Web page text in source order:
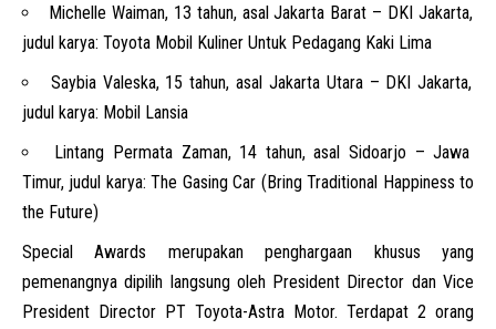
Michelle Waiman, 13 tahun, asal Jakarta Barat – DKI Jakarta,
judul karya: Toyota Mobil Kuliner Untuk Pedagang Kaki Lima
Saybia Valeska, 15 tahun, asal Jakarta Utara – DKI Jakarta,
judul karya: Mobil Lansia
Lintang Permata Zaman, 14 tahun, asal Sidoarjo – Jawa
Timur, judul karya: The Gasing Car (Bring Traditional Happiness to
the Future)
Special Awards merupakan penghargaan khusus yang
pemenangnya dipilih langsung oleh President Director dan Vice
President Director PT Toyota-Astra Motor. Terdapat 2 orang